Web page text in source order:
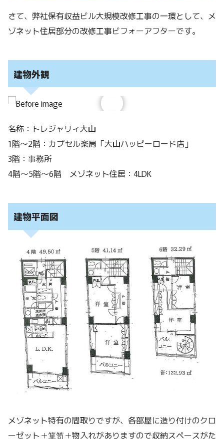
さて、弊社保有収益ビル大規模改修工事の一環として、メ
ゾネット住居部分の改修工事ビフォーアフターです。
建物外観
名称：トレジャリィ大山
1階～2階：カプセル楽局「大山ハッピーロード店」
3階：事務所
4階～5階～6階 メゾネット住居：4LDK
建物平面図
メゾネット特有の間取りですが、各部屋に造り付けのクロ
ーゼット＋箪笥＋物入れがありますので収納スペースがた